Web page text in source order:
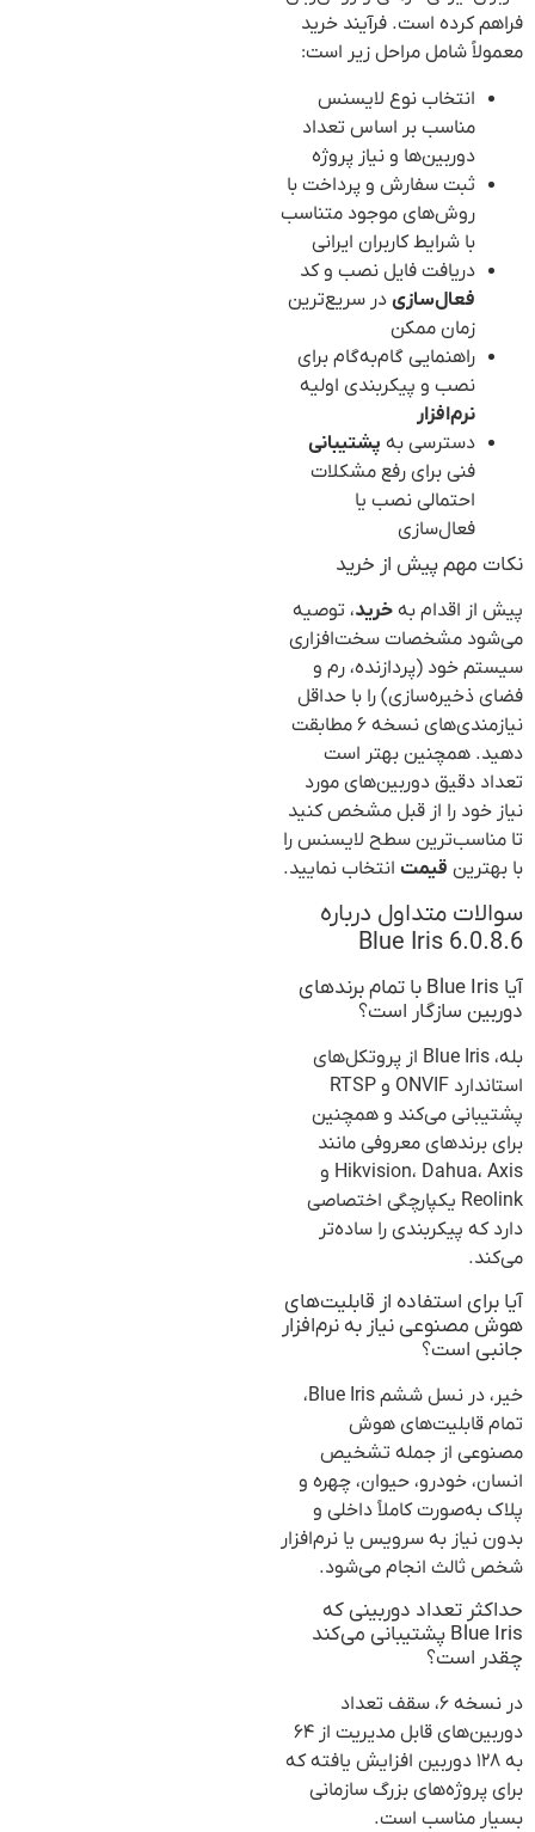
فراهم کرده است. فرآیند خرید
معمولاً شامل مراحل زیر است:
انتخاب نوع لایسنس
مناسب بر اساس تعداد
دوربین‌ها و نیاز پروژه
ثبت سفارش و پرداخت با
روش‌های موجود متناسب
با شرایط کاربران ایرانی
دریافت فایل نصب و کد
فعال‌سازی در سریع‌ترین
زمان ممکن
راهنمایی گام‌به‌گام برای
نصب و پیکربندی اولیه
نرم‌افزار
دسترسی به پشتیبانی
فنی برای رفع مشکلات
احتمالی نصب یا
فعال‌سازی
نکات مهم پیش از خرید
پیش از اقدام به خرید، توصیه
می‌شود مشخصات سخت‌افزاری
سیستم خود (پردازنده، رم و
فضای ذخیره‌سازی) را با حداقل
نیازمندی‌های نسخه ۶ مطابقت
دهید. همچنین بهتر است
تعداد دقیق دوربین‌های مورد
نیاز خود را از قبل مشخص کنید
تا مناسب‌ترین سطح لایسنس را
با بهترین قیمت انتخاب نمایید.
سوالات متداول درباره
Blue Iris 6.0.8.6
آیا Blue Iris با تمام برندهای
دوربین سازگار است؟
بله، Blue Iris از پروتکل‌های
استاندارد ONVIF و RTSP
پشتیبانی می‌کند و همچنین
برای برندهای معروفی مانند
Hikvision، Dahua، Axis و
Reolink یکپارچگی اختصاصی
دارد که پیکربندی را ساده‌تر
می‌کند.
آیا برای استفاده از قابلیت‌های
هوش مصنوعی نیاز به نرم‌افزار
جانبی است؟
خیر، در نسل ششم Blue Iris،
تمام قابلیت‌های هوش
مصنوعی از جمله تشخیص
انسان، خودرو، حیوان، چهره و
پلاک به‌صورت کاملاً داخلی و
بدون نیاز به سرویس یا نرم‌افزار
شخص ثالث انجام می‌شود.
حداکثر تعداد دوربینی که
Blue Iris پشتیبانی می‌کند
چقدر است؟
در نسخه ۶، سقف تعداد
دوربین‌های قابل مدیریت از ۶۴
به ۱۲۸ دوربین افزایش یافته که
برای پروژه‌های بزرگ سازمانی
بسیار مناسب است.